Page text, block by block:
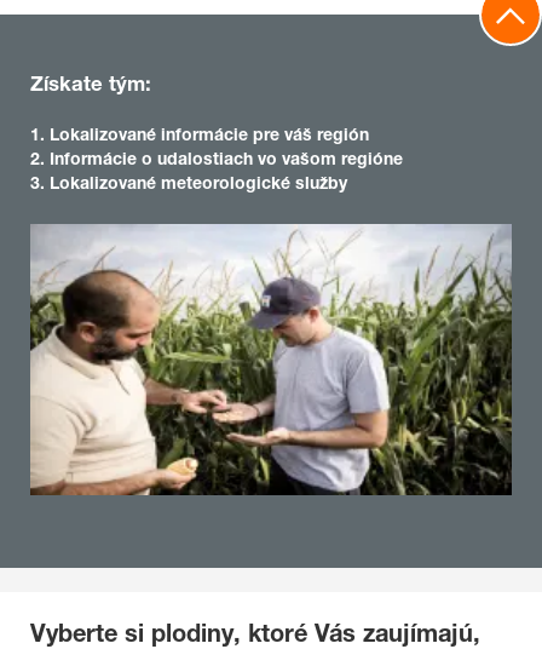
Získate tým:
1. Lokalizované informácie pre váš región
2. Informácie o udalostiach vo vašom regióne
3. Lokalizované meteorologické služby
Vyberte si plodiny, ktoré Vás zaujímajú,